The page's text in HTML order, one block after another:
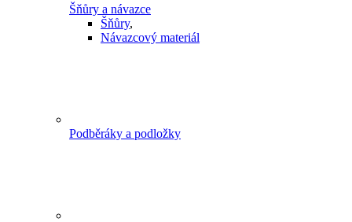
Šňůry a návazce
Šňůry,
Návazcový materiál
Podběráky a podložky